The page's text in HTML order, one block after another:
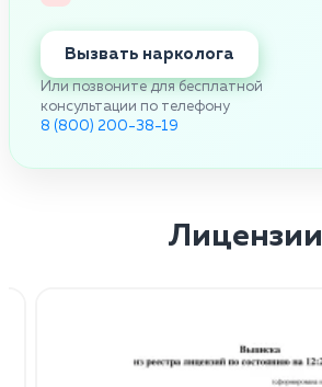
Вызвать нарколога
Или позвоните для бесплатной
консультации по телефону
8 (800) 200-38-19
Лицензии